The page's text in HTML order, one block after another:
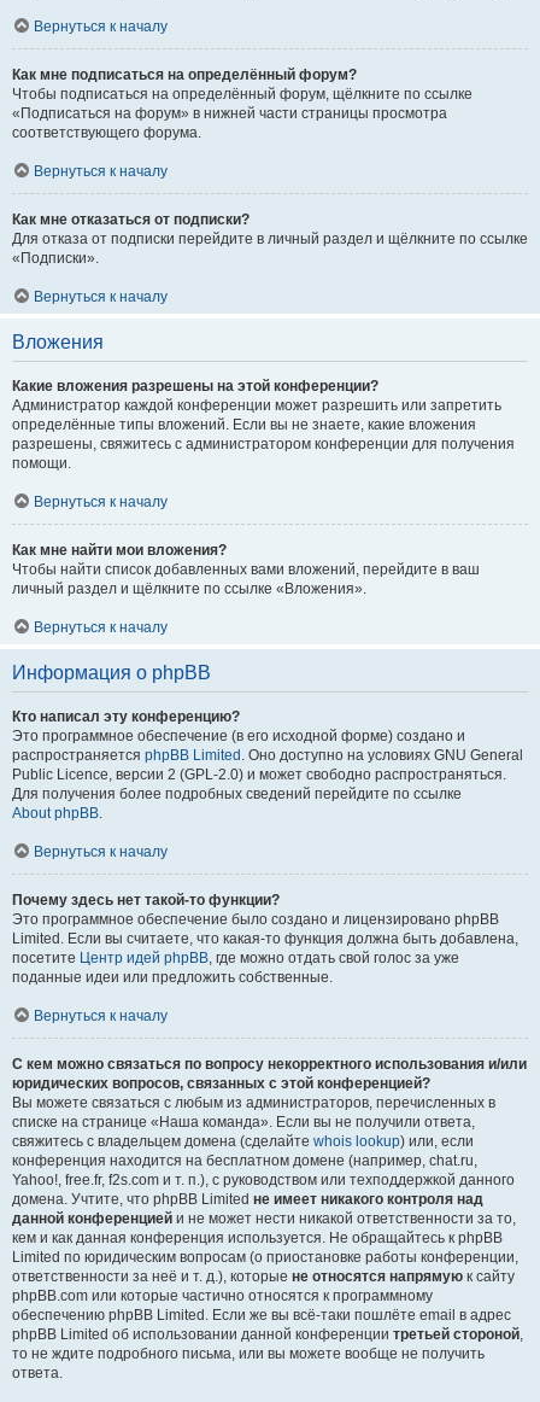
Вернуться к началу
Как мне подписаться на определённый форум?
Чтобы подписаться на определённый форум, щёлкните по ссылке
«Подписаться на форум» в нижней части страницы просмотра
соответствующего форума.
Вернуться к началу
Как мне отказаться от подписки?
Для отказа от подписки перейдите в личный раздел и щёлкните по ссылке
«Подписки».
Вернуться к началу
Вложения
Какие вложения разрешены на этой конференции?
Администратор каждой конференции может разрешить или запретить
определённые типы вложений. Если вы не знаете, какие вложения
разрешены, свяжитесь с администратором конференции для получения
помощи.
Вернуться к началу
Как мне найти мои вложения?
Чтобы найти список добавленных вами вложений, перейдите в ваш
личный раздел и щёлкните по ссылке «Вложения».
Вернуться к началу
Информация о phpBB
Кто написал эту конференцию?
Это программное обеспечение (в его исходной форме) создано и
распространяется phpBB Limited . Оно доступно на условиях GNU General
Public Licence, версии 2 (GPL-2.0) и может свободно распространяться.
Для получения более подробных сведений перейдите по ссылке
About phpBB.
Вернуться к началу
Почему здесь нет такой-то функции?
Это программное обеспечение было создано и лицензировано phpBB
Limited. Если вы считаете, что какая-то функция должна быть добавлена,
посетите Центр идей phpBB, где можно отдать свой голос за уже
поданные идеи или предложить собственные.
Вернуться к началу
С кем можно связаться по вопросу некорректного использования и/или
юридических вопросов, связанных с этой конференцией?
Вы можете связаться с любым из администраторов, перечисленных в
списке на странице «Наша команда». Если вы не получили ответа,
свяжитесь с владельцем домена (сделайте whois lookup) или, если
конференция находится на бесплатном домене (например, chat.ru,
Yahoo!, free.fr, f2s.com и т. п.), с руководством или техподдержкой данного
домена. Учтите, что phpBB Limited не имеет никакого контроля над
данной конференцией и не может нести никакой ответственности за то,
кем и как данная конференция используется. Не обращайтесь к phpBB
Limited по юридическим вопросам (о приостановке работы конференции,
ответственности за неё и т. д.), которые не относятся напрямую к сайту
phpBB.com или которые частично относятся к программному
обеспечению phpBB Limited. Если же вы всё-таки пошлёте email в адрес
phpBB Limited об использовании данной конференции третьей стороной,
то не ждите подробного письма, или вы можете вообще не получить
ответа.